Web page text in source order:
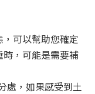
可以幫助您確定
，可能是需要補
處，如果感受到土